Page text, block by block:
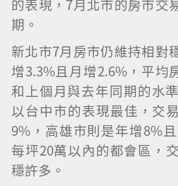
的表現，7月北市的房市交
期。
新北市7月房市仍維持相對
增3.3%且月增2.6%，平均
和上個月與去年同期的水
以台中市的表現最佳，交
9%，高雄市則是年增8%
每坪20萬以內的都會區，
穩許多。